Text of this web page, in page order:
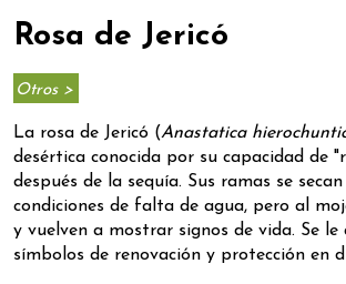
Rosa de Jericó
Otros >
La rosa de Jericó (Anastatica
desértica conocida por su capacidad de
después de la sequía. Sus ramas se
condiciones de falta de agua, pero al
y vuelven a mostrar signos de vida. Se le
símbolos de renovación y protección en